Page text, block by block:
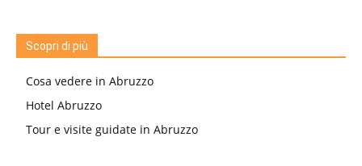
Scopri di più
Cosa vedere in Abruzzo
Hotel Abruzzo
Tour e visite guidate in Abruzzo